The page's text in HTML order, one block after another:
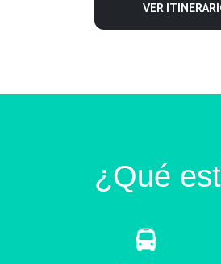
VER
¿Qué